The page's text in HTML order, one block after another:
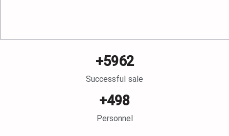
Successful sale
+
Personnel